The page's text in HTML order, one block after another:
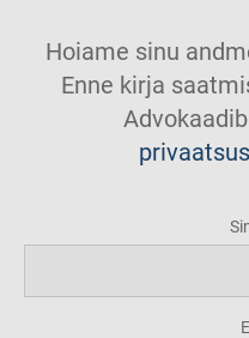
Hoiame sinu
Enne kirja